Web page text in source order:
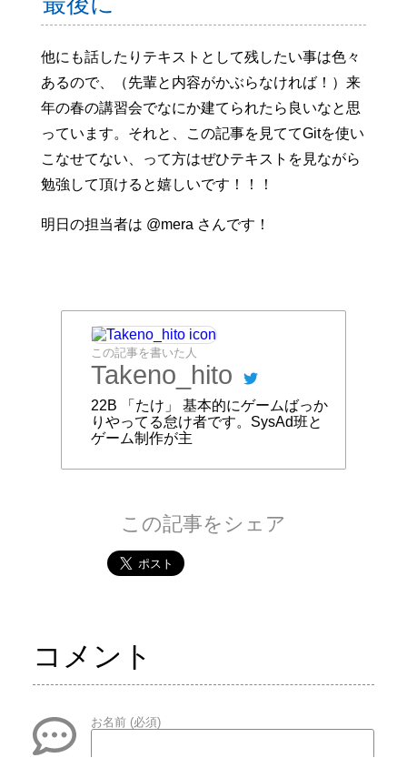
他にも話したりテキストとして残したい事は色々
あるので、（先輩と内容がかぶらなければ！）来
年の春の講習会でなにか建てられたら良いなと思
っています。それと、この記事を見ててGitを使い
こなせてない、って方はぜひテキストを見ながら
勉強して頂けると嬉しいです！！！
明日の担当者は @mera さんです！
この記事を書いた人
Takeno_hito
22B 「たけ」 基本的にゲームばっか
りやってる怠け者です。SysAd班と
ゲーム制作が主
この記事をシェア